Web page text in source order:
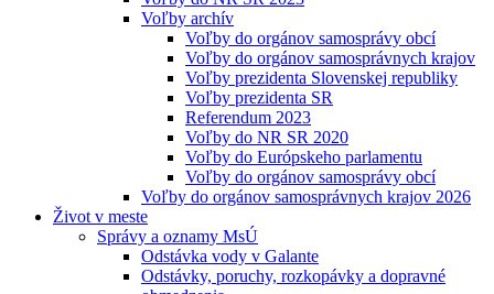
Voľby archív
Voľby do orgánov samosprávy obcí
Voľby do orgánov samosprávnych krajov
Voľby prezidenta Slovenskej republiky
Voľby prezidenta SR
Referendum 2023
Voľby do NR SR 2020
Voľby do Európskeho parlamentu
Voľby do orgánov samosprávy obcí
Voľby do orgánov samosprávnych krajov 2026
Život v meste
Správy a oznamy MsÚ
Odstávka vody v Galante
Odstávky, poruchy, rozkopávky a dopravné